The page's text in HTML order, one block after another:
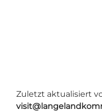
Zuletzt aktualisiert